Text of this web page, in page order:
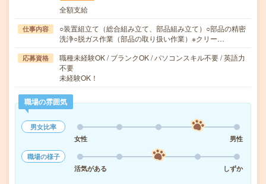
全額支給
仕事内容
○装置組立て（総合組み立て、部品組み立て）○部品の精密
洗浄○脱ガス作業（部品の取り扱い作業）※クリー…
応募資格
職種未経験OK / ブランクOK / パソコンスキル不要 / 英語力
不要
未経験OK！
職場の雰囲気
男女比率
女性
男性
職場の様子
活気がある
しずか